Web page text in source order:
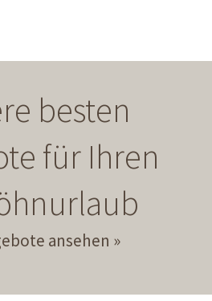
besten
für Ihren
ansehen